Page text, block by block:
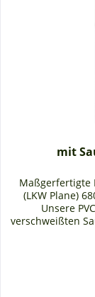
mit
Maßgerfertigte
(LKW Plane)
Unsere
verschweißten